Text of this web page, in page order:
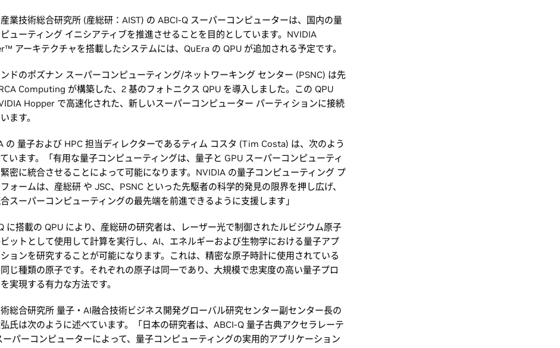
業技術総合研究所 (産総研：AIST) の ABCI-Q スーパーコンピューターは、国内の量
ューティング イニシアティブを推進させることを目的としています。NVIDIA
アーキテクチャを搭載したシステムには、QuEra の QPU が追加される予定です。
ドのポズナン スーパーコンピューティング/ネットワーキング センター (PSNC) は先
Computing が構築した、2 基のフォトニクス QPU を導入しました。この QPU
Hopper で高速化された、新しいスーパーコンピューター パーティションに接続
ます。
の 量子および HPC 担当ディレクターであるティム コスタ (Tim Costa) は、次のよう
います。「有用な量子コンピューティングは、量子と GPU スーパーコンピューティ
密に統合させることによって可能になります。NVIDIA の量子コンピューティング プ
ォームは、産総研 や JSC、PSNC といった先駆者の科学的発見の限界を押し広げ、
スーパーコンピューティングの最先端を前進できるように支援します」
に搭載の QPU により、産総研の研究者は、レーザー光で制御されたルビジウム原子
ットとして使用して計算を実行し、AI、エネルギーおよび生物学における量子アプ
ョンを研究することが可能になります。これは、精密な原子時計に使用されている
じ種類の原子です。それぞれの原子は同一であり、大規模で忠実度の高い量子プロ
実現する有力な方法です。
総合研究所 量⼦・AI融合技術ビジネス開発グローバル研究センター副センター長の
氏は次のように述べています。「日本の研究者は、ABCI-Q 量子古典アクセラレーテ
ーパーコンピューターによって、量子コンピューティングの実用的アプリケーション